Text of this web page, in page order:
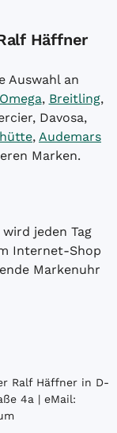
Häffner
Auswahl an
Omega, Breitling,
Davosa,
, Audemars
Marken.
jeden Tag
Internet-Shop
Markenuhr
Ralf Häffner in D-
4a | eMail: